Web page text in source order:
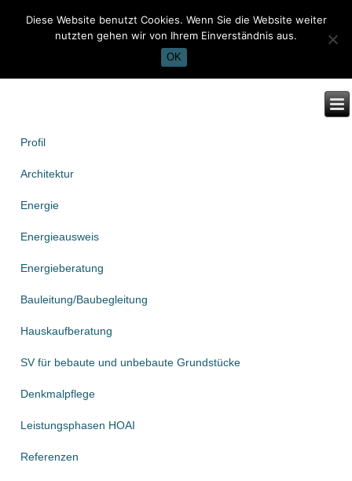
Profil
Architektur
Energie
Energieausweis
Energieberatung
Bauleitung/Baubegleitung
Hauskaufberatung
SV für bebaute und unbebaute Grundstücke
Denkmalpflege
Leistungsphasen HOAI
Referenzen
Diese Website benutzt Cookies. Wenn Sie die Website weiter
nutzten gehen wir von Ihrem Einverständnis aus.
OK